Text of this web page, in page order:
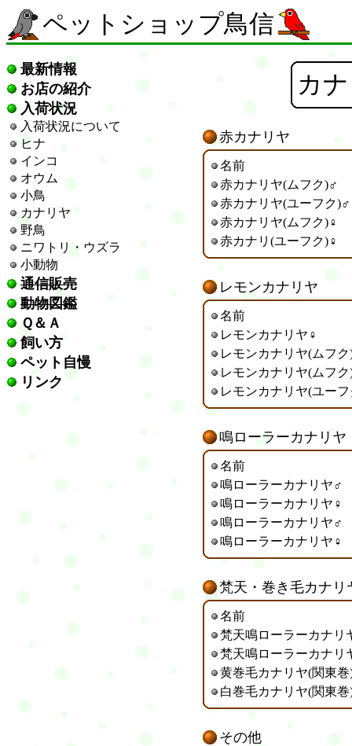
ペットショップ鳥信
最新情報
お店の紹介
入荷状況
入荷状況について
ヒナ
インコ
オウム
小鳥
カナリヤ
野鳥
ニワトリ・ウズラ
小動物
通信販売
動物図鑑
Ｑ＆Ａ
飼い方
ペット自慢
リンク
カ
赤カナリヤ
名前
赤カナリヤ(ムフク)♂
赤カナリヤ(ユーフク)♂
赤カナリヤ(ムフク)♀
赤カナリ(ユーフク)♀
レモンカナリヤ
名前
レモンカナリヤ♀
レモンカナリヤ(ムフ
レモンカナリヤ(ムフ
レモンカナリヤ(ユー
鳴ローラーカナリヤ
名前
鳴ローラーカナリヤ♂
鳴ローラーカナリヤ♀
鳴ローラーカナリヤ♂
鳴ローラーカナリヤ♀
梵天・巻き毛カナリ
名前
梵天鳴ローラーカナリ
梵天鳴ローラーカナリ
黄巻毛カナリヤ(関東巻
白巻毛カナリヤ(関東巻
その他